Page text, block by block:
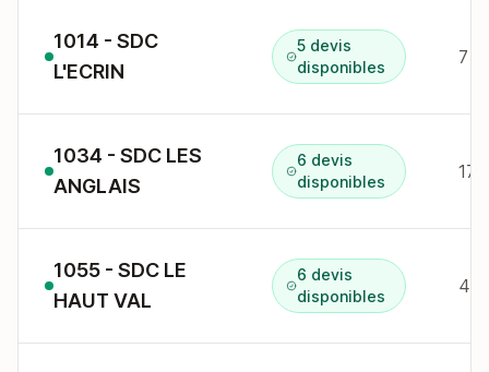
1014 - SDC
L'ECRIN
5 devis
disponibles
7
1034 - SDC LES
ANGLAIS
6 devis
disponibles
17
1055 - SDC LE
HAUT VAL
6 devis
disponibles
48